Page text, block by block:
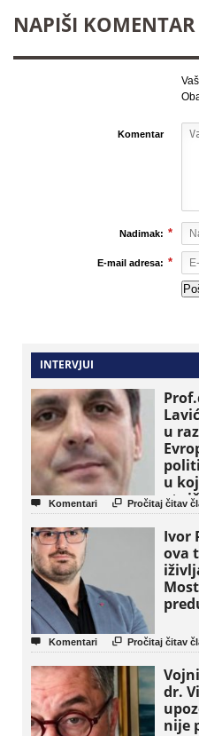
NAPIŠI KOMENTAR
Komentar
Nadimak: *
E-mail adresa: *
INTERVJUI
u
u
 Komentari  Pročitaj čitav
Ivor
ova
 Komentari  Pročitaj čitav
dr.
nije